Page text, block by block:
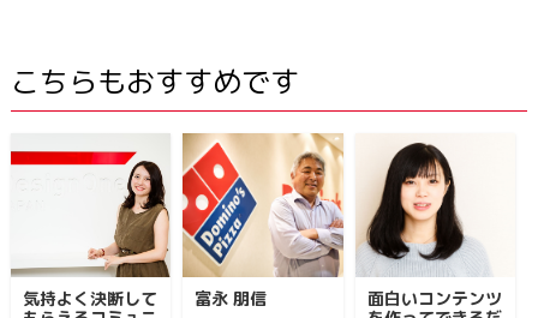
こちらもおすすめです
気持よく決断して
富永 朋信
面白いコンテンツ